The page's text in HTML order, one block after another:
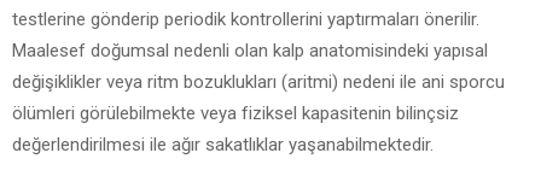
testlerine gönderip periodik kontrollerini yaptırmaları önerilir.
Maalesef doğumsal nedenli olan kalp anatomisindeki yapısal
değişiklikler veya ritm bozuklukları (aritmi) nedeni ile ani sporcu
ölümleri görülebilmekte veya fiziksel kapasitenin bilinçsiz
değerlendirilmesi ile ağır sakatlıklar yaşanabilmektedir.